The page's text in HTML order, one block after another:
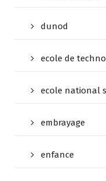
dunod
ecole de
ecole national
embrayage
enfance